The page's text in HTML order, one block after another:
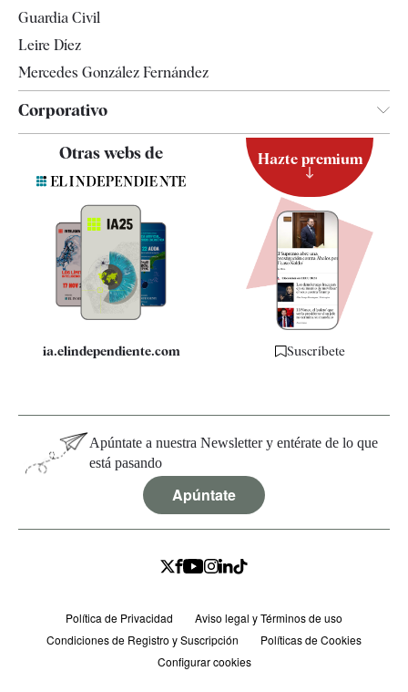
Guardia Civil
Leire Díez
Mercedes González Fernández
Corporativo
Contacto
Quiénes somos
Especificaciones
Otras webs de
ia.elindependiente.com
Hazte premium
Suscríbete
Apúntate a nuestra Newsletter y entérate de lo que
está pasando
Apúntate
Política de Privacidad
Aviso legal y Términos de uso
Condiciones de Registro y Suscripción
Políticas de Cookies
Configurar cookies